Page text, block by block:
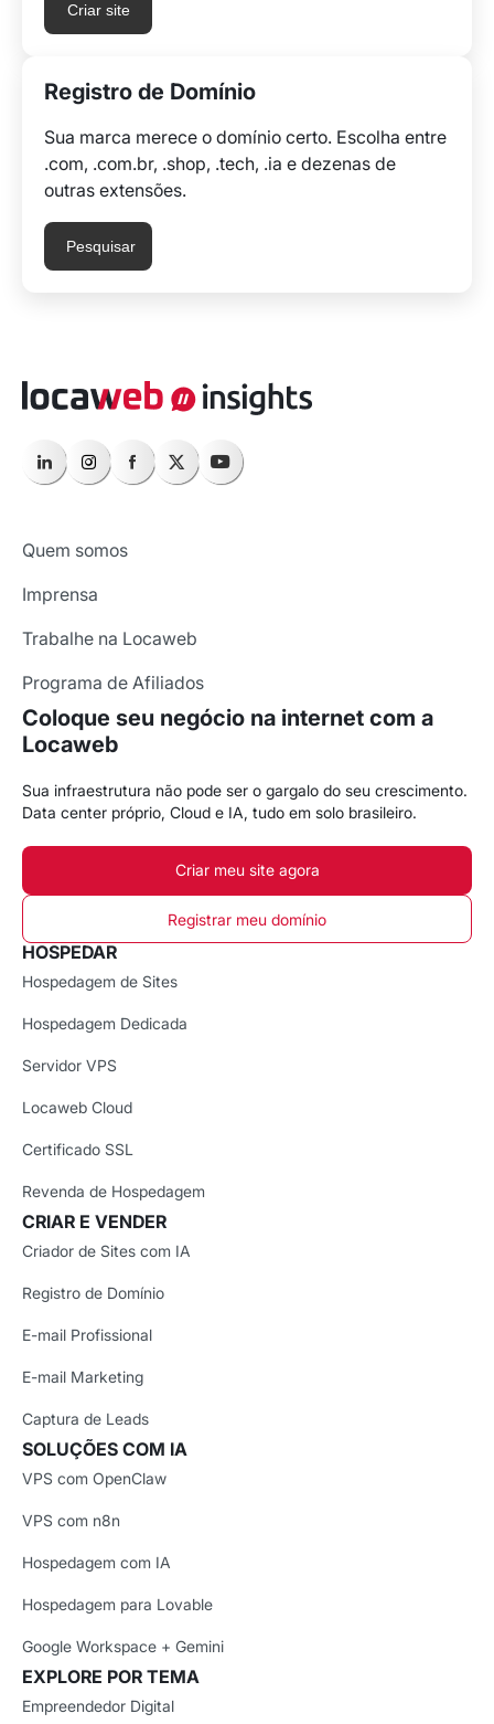
Criar site
Registro de Domínio
Sua marca merece o domínio certo. Escolha entre
.com, .com.br, .shop, .tech, .ia e dezenas de
outras extensões.
Pesquisar
Quem somos
Imprensa
Trabalhe na Locaweb
Programa de Afiliados
Coloque seu negócio na internet com a
Locaweb
Sua infraestrutura não pode ser o gargalo do seu crescimento.
Data center próprio, Cloud e IA, tudo em solo brasileiro.
Criar meu site agora
Registrar meu domínio
HOSPEDAR
Hospedagem de Sites
Hospedagem Dedicada
Servidor VPS
Locaweb Cloud
Certificado SSL
Revenda de Hospedagem
CRIAR E VENDER
Criador de Sites com IA
Registro de Domínio
E-mail Profissional
E-mail Marketing
Captura de Leads
SOLUÇÕES COM IA
VPS com OpenClaw
VPS com n8n
Hospedagem com IA
Hospedagem para Lovable
Google Workspace + Gemini
EXPLORE POR TEMA
Empreendedor Digital